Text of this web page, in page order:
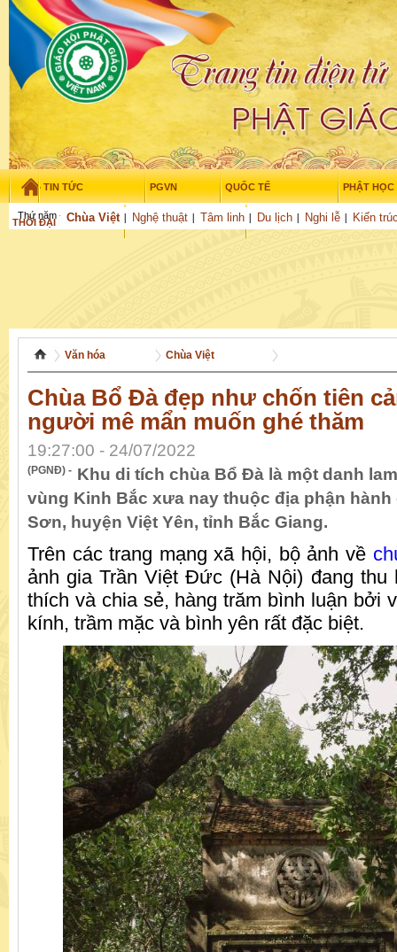
TIN TỨC PGVN QUỐC TẾ PHẬT HỌC
THỜI ĐẠI TUỔI TRẺ NGHIÊN CỨU
Chùa Việt Nghệ thuật Tâm linh Du lịch Nghi lễ Kiến
Thứ năm - 6/08/2026 – 11:51 :13
Văn hóa Chùa Việt
Chùa Bổ Đà đẹp như chốn tiên
người mê mẩn muốn ghé thăm
19:27:00 - 24/07/2022
(PGNĐ) - Khu di tích chùa Bổ Đà là một danh
vùng Kinh Bắc xưa nay thuộc địa phận hành
Sơn, huyện Việt Yên, tỉnh Bắc Giang.
Trên các trang mạng xã hội, bộ ảnh về
ảnh gia Trần Việt Đức (Hà Nội) đang thu
thích và chia sẻ, hàng trăm bình luận bởi
kính, trầm mặc và bình yên rất đặc biệt.